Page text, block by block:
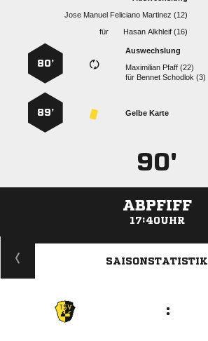
    
für
  
Auswechslung
  
für   
80’
Gelbe Karte
89’
90'
ABPFIFF
17:40UHR
ANZEIGE
SAISONSTATISTIK
: